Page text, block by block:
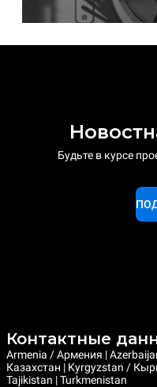
Будьте в курсе
Контактные
Armenia / Армения |
Казахстан | Kyrgyzstan /
Tajikistan | Turkmenistan